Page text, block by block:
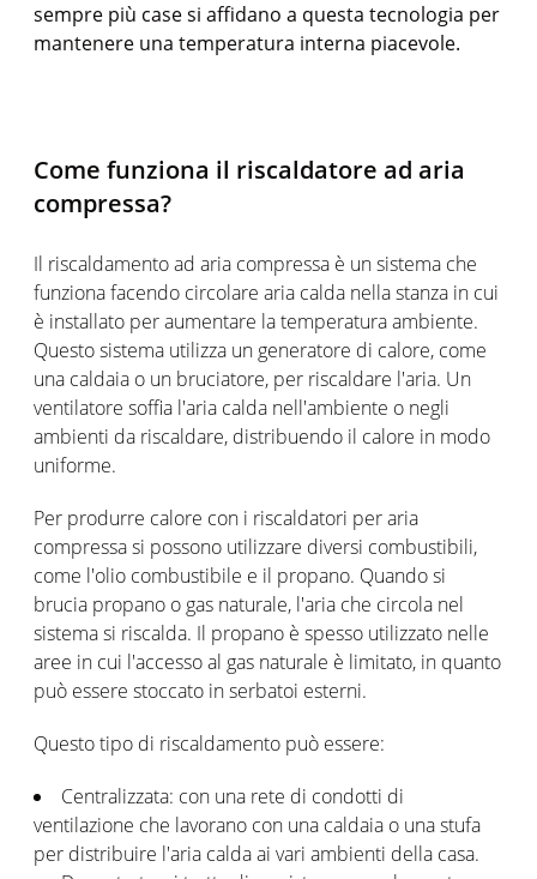
sempre più case si affidano a questa tecnologia per
mantenere una temperatura interna piacevole.
Come funziona il riscaldatore ad aria
compressa?
Il riscaldamento ad aria compressa è un sistema che
funziona facendo circolare aria calda nella stanza in cui
è installato per aumentare la temperatura ambiente.
Questo sistema utilizza un generatore di calore, come
una caldaia o un bruciatore, per riscaldare l'aria. Un
ventilatore soffia l'aria calda nell'ambiente o negli
ambienti da riscaldare, distribuendo il calore in modo
uniforme.
Per produrre calore con i riscaldatori per aria
compressa si possono utilizzare diversi combustibili,
come l'olio combustibile e il propano. Quando si
brucia propano o gas naturale, l'aria che circola nel
sistema si riscalda. Il propano è spesso utilizzato nelle
aree in cui l'accesso al gas naturale è limitato, in quanto
può essere stoccato in serbatoi esterni.
Questo tipo di riscaldamento può essere:
Centralizzata: con una rete di condotti di
ventilazione che lavorano con una caldaia o una stufa
per distribuire l'aria calda ai vari ambienti della casa.